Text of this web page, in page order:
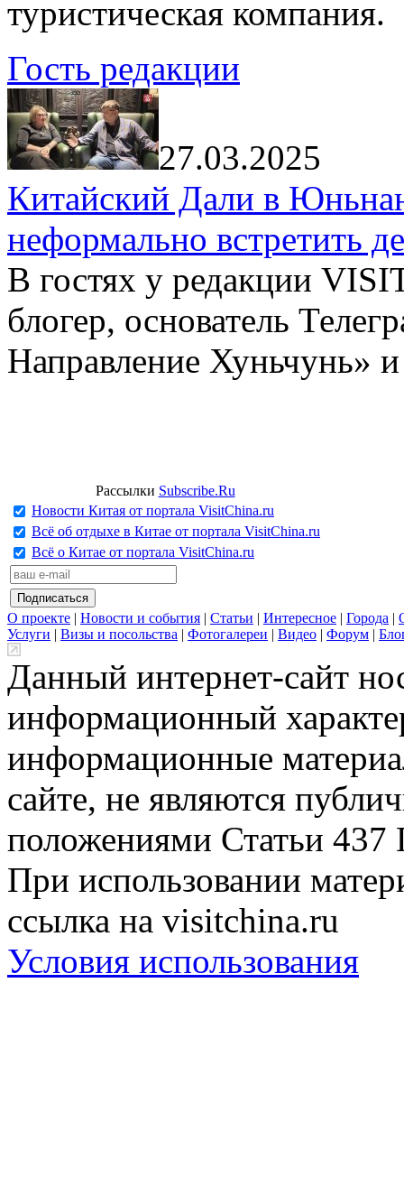
туристическая компания.
Гость редакции
27.03.2025
Китайский Дали в
неформально встретить
В гостях у редакции
блогер, основатель
Направление Хуньчунь»
Рассылки Subscribe.Ru
Новости Китая от портала VisitChina.ru
Всё об отдыхе в Китае от портала VisitChina.ru
Всё о Китае от портала VisitChina.ru
О проекте | Новости и события | Статьи | Интересное | Города |
Услуги | Визы и посольства | Фотогалереи | Видео | Форум |
Данный интернет-сайт
информационный
информационные
сайте, не являются
положениями Статьи 437
При использовании
ссылка на visitchina.ru
Условия использования